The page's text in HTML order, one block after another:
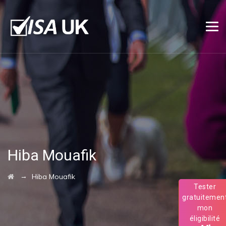
Tester
éligibilité
Hiba Mouafik
→ Hiba Mouafik